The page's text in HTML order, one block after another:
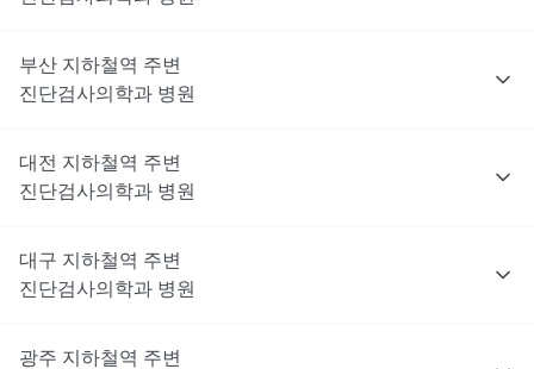
부산 지하철역 주변
진단검사의학과 병원
대전 지하철역 주변
진단검사의학과 병원
대구 지하철역 주변
진단검사의학과 병원
광주 지하철역 주변